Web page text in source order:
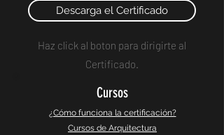
Descarga el Certificado
Haz click al boton para dirigirte al
Certificado.
Cursos
¿Cómo funciona la certificación?
Cursos de Arquitectura